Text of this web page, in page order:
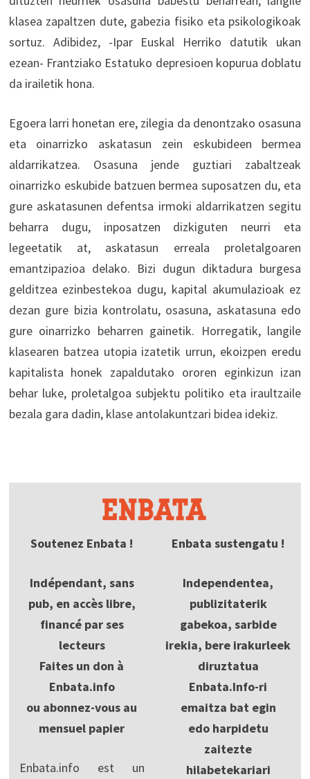
klasea zapaltzen dute, gabezia fisiko eta psikologikoak
sortuz. Adibidez, -Ipar Euskal Herriko datutik ukan
ezean- Frantziako Estatuko depresioen kopurua doblatu
da irailetik hona.
Egoera larri honetan ere, zilegia da denontzako osasuna
eta oinarrizko askatasun zein eskubideen bermea
aldarrikatzea. Osasuna jende guztiari zabaltzeak
oinarrizko eskubide batzuen bermea suposatzen du, eta
gure askatasunen defentsa irmoki aldarrikatzen segitu
beharra dugu, inposatzen dizkiguten neurri eta
legeetatik at, askatasun erreala proletalgoaren
emantzipazioa delako. Bizi dugun diktadura burgesa
gelditzea ezinbestekoa dugu, kapital akumulazioak ez
dezan gure bizia kontrolatu, osasuna, askatasuna edo
gure oinarrizko beharren gainetik. Horregatik, langile
klasearen batzea utopia izatetik urrun, ekoizpen eredu
kapitalista honek zapaldutako ororen eginkizun izan
behar luke, proletalgoa subjektu politiko eta iraultzaile
bezala gara dadin, klase antolakuntzari bidea idekiz.
Soutenez Enbata !
Indépendant, sans
pub, en accès libre,
financé par ses
lecteurs
Faites un don à
Enbata.info
ou abonnez-vous au
mensuel papier
Enbata.info est un
Enbata sustengatu !
Independentea,
publizitaterik
gabekoa, sarbide
irekia, bere irakurleek
diruztatua
Enbata.Info-ri
emaitza bat egin
edo harpidetu
zaitezte
hilabetekariari